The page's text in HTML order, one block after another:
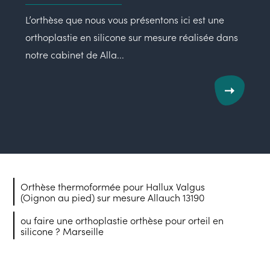
L’orthèse que nous vous présentons ici est une
orthoplastie en silicone sur mesure réalisée dans
notre cabinet de Alla...
Orthèse thermoformée pour Hallux Valgus
(Oignon au pied) sur mesure Allauch 13190
ou faire une orthoplastie orthèse pour orteil en
silicone ? Marseille